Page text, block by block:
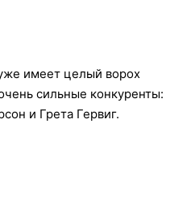
имеет целый ворох
сильные конкуренты:
и Грета Гервиг.